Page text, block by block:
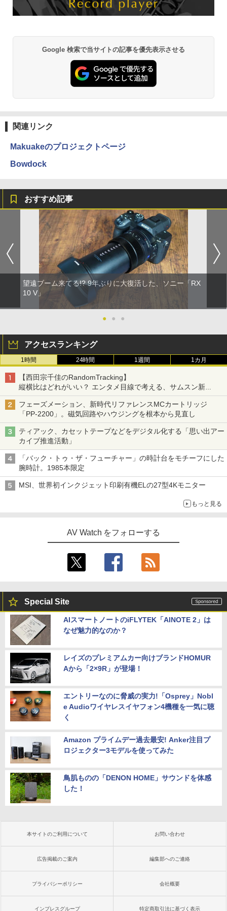
Google 検索で当サイトの記事を優先表示させる
関連リンク
Makuakeのプロジェクトページ
Bowdock
おすすめ記事
望遠ブーム来てる!? 9年ぶりに大復活した、ソニー「RX
10 V」
● ● ●
アクセスランキング
1時間 24時間 1週間 1カ月
【西田宗千佳のRandomTracking】
縦横比はどれがいい？ エンタメ目線で考える、サムスン新
「Galaxy Z Fold」
フェーズメーション、新時代リファレンスMCカートリッジ
「PP-2200」。磁気回路やハウジングを根本から見直し
ティアック、カセットテープなどをデジタル化する「思い出アー
カイブ推進活動」
「バック・トゥ・ザ・フューチャー」の時計台をモチーフにした
腕時計。1985本限定
MSI、世界初インクジェット印刷有機ELの27型4Kモニター
もっと見る
AV Watch をフォローする
Special Site
AIスマートノートのiFLYTEK「AINOTE 2」は
なぜ魅力的なのか？
レイズのプレミアムカー向けブランドHOMUR
Aから「2×9R」が登場！
エントリーなのに脅威の実力!「Osprey」Nobl
e Audioワイヤレスイヤフォン4機種を一気に聴
く
Amazon プライムデー過去最安! Anker注目プ
ロジェクター3モデルを使ってみた
鳥肌ものの「DENON HOME」サウンドを体感
した！
本サイトのご利用について お問い合わせ
広告掲載のご案内 編集部へのご連絡
プライバシーポリシー 会社概要
インプレスグループ 特定商取引法に基づく表示